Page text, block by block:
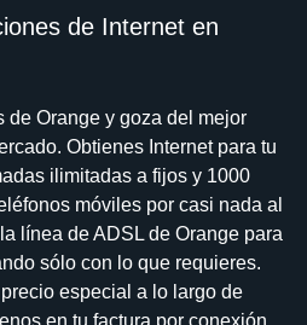
de Internet en
de Orange y goza del mejor
Obtienes Internet para tu
ilimitadas a fijos y 1000
móviles por casi nada al
línea de ADSL de Orange para
sólo con lo que requieres.
especial a lo largo de